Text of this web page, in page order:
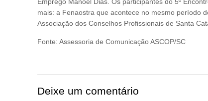
mais: a Fenaostra que acontece no mesmo período
Associação dos Conselhos Profissionais de Santa
Fonte: Assessoria de Comunicação ASCOP/SC
Deixe um comentário